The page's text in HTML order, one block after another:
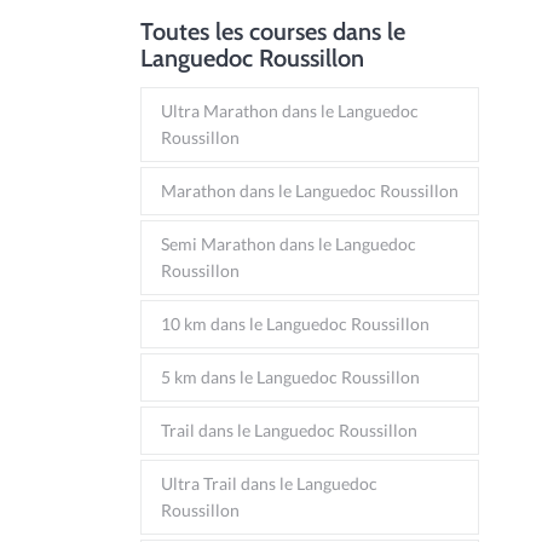
Toutes les courses dans le
Languedoc Roussillon
Ultra Marathon dans le Languedoc
Roussillon
Marathon dans le Languedoc Roussillon
Semi Marathon dans le Languedoc
Roussillon
10 km dans le Languedoc Roussillon
5 km dans le Languedoc Roussillon
Trail dans le Languedoc Roussillon
Ultra Trail dans le Languedoc
Roussillon